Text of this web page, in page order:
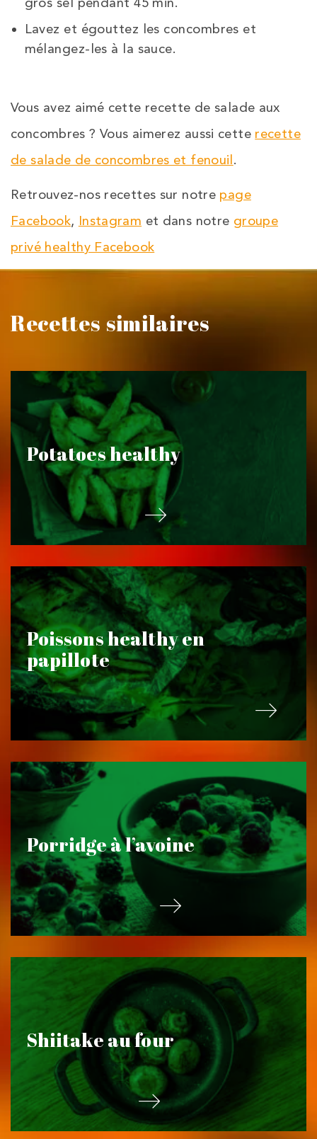
Lavez et égouttez les concombres et
mélangez-les à la sauce.
Vous avez aimé cette recette de salade aux
concombres ? Vous aimerez aussi cette recette
de salade de concombres et fenouil .
Retrouvez-nos recettes sur notre page
Facebook, Instagram et dans notre groupe
privé healthy Facebook
Recettes similaires
Potatoes healthy
Poissons healthy en
papillote
Porridge à l’avoine
Shiitake au four